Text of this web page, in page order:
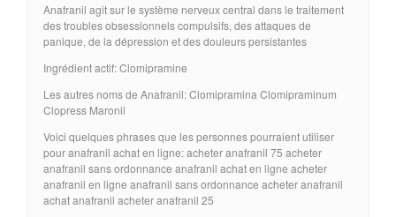
Anafranil agit sur le système nerveux central dans le traitement
des troubles obsessionnels compulsifs, des attaques de
panique, de la dépression et des douleurs persistantes
Ingrédient actif: Clomipramine
Les autres noms de Anafranil: Clomipramina Clomipraminum
Clopress Maronil
Voici quelques phrases que les personnes pourraient utiliser
pour anafranil achat en ligne: acheter anafranil 75 acheter
anafranil sans ordonnance anafranil achat en ligne acheter
anafranil en ligne anafranil sans ordonnance acheter anafranil
achat anafranil acheter anafranil 25